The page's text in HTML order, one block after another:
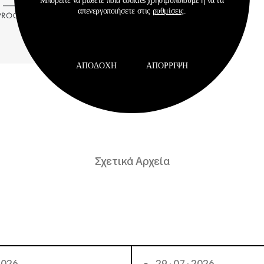
Σχετικά Αρχεία
απενεργοποιήσετε στις ρυθμίσεις
ΑΠΟΔΟΧΉ ΑΠΌΡΡΙΨΗ